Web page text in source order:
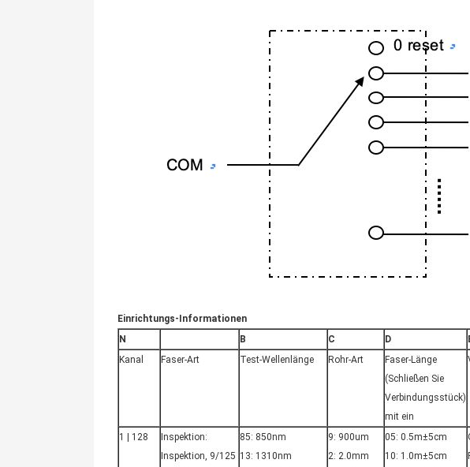
Einrichtungs-Informationen
N
B C D
Kanal
Faser-Art Test-Wellenlänge Rohr-Art
Faser-Länge
(Schließen Sie
Verbindungsstück)
mit ein
1 | 128
Inspektion:
Inspektion, 9/125
85: 850nm
13: 1310nm
9: 900um
2: 2.0mm
05: 0.5m±5cm
10: 1.0m±5cm